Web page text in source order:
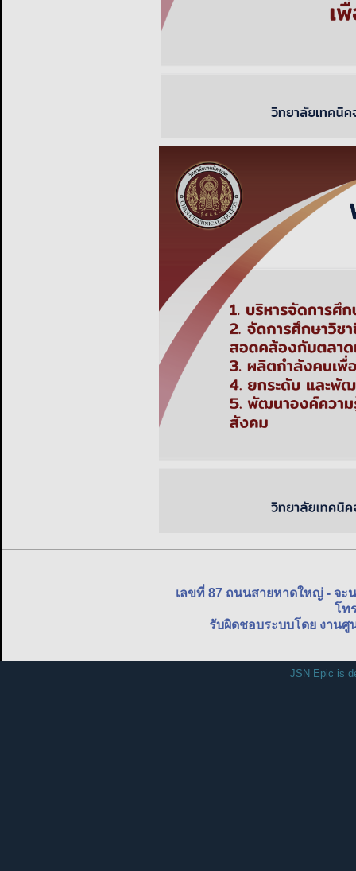
เลขที่ 87 ถนนสายหาดใหญ่ - จ
โท
รับผิดชอบระบบโดย งาน
JSN Epic is